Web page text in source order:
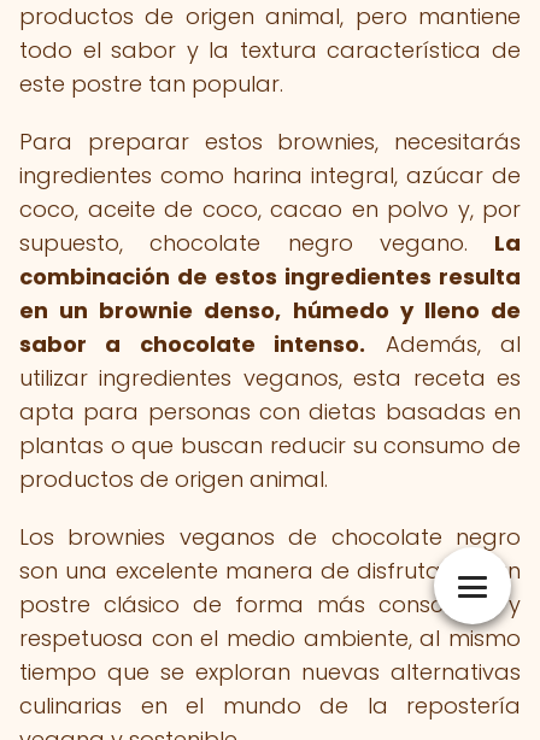
productos de origen animal, pero mantiene
todo el sabor y la textura característica de
este postre tan popular.
Para preparar estos brownies, necesitarás
ingredientes como harina integral, azúcar de
coco, aceite de coco, cacao en polvo y, por
supuesto, chocolate negro vegano. La
combinación de estos ingredientes resulta
en un brownie denso, húmedo y lleno de
sabor a chocolate intenso. Además, al
utilizar ingredientes veganos, esta receta es
apta para personas con dietas basadas en
plantas o que buscan reducir su consumo de
productos de origen animal.
Los brownies veganos de chocolate negro
son una excelente manera de disfrutar de un
postre clásico de forma más consciente y
respetuosa con el medio ambiente, al mismo
tiempo que se exploran nuevas alternativas
culinarias en el mundo de la repostería